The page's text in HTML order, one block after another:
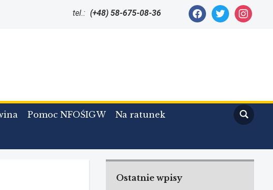
facebooktwitter instagram
tel.: (+48) 58-675-08-36
Pomoc NFOŚIGW Na ratunek
Ostatnie wpisy